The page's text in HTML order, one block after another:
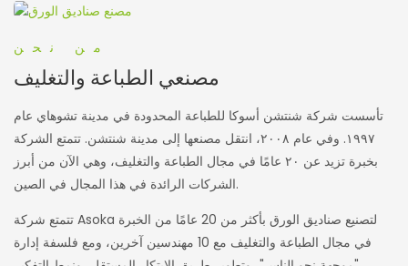
من نحن
مصنعي الطباعة والتغليف
تأسست شركة شنتشن أسوكا للطباعة المحدودة في مدينة تشوهاي عام
١٩٩٧. وفي عام ٢٠٠٨، انتقل مصنعها إلى مدينة شنتشن. تتمتع الشركة
بخبرة تزيد عن ٢٠ عامًا في مجال الطباعة والتغليف، وهي الآن من أبرز
الشركات الرائدة في هذا المجال في الصين.
تتمتع شركة Asoka لتصنيع صناديق الورق بأكثر من 20 عامًا من الخبرة
في مجال الطباعة والتغليف مع 10 مهندسين آخرين، ومع فلسفة إدارة